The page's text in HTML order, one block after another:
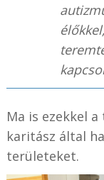
Ma is ezekkel
karitász által
területeket.